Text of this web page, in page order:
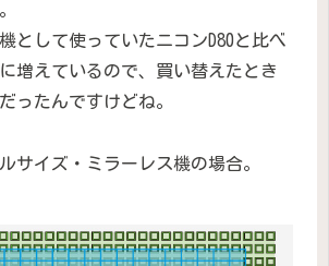
として使っていたニコンD80と比べ
増えているので、買い替えたとき
ったんですけどね。
サイズ・ミラーレス機の場合。